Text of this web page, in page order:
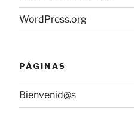
WordPress.org
PÁGINAS
Bienvenid@s